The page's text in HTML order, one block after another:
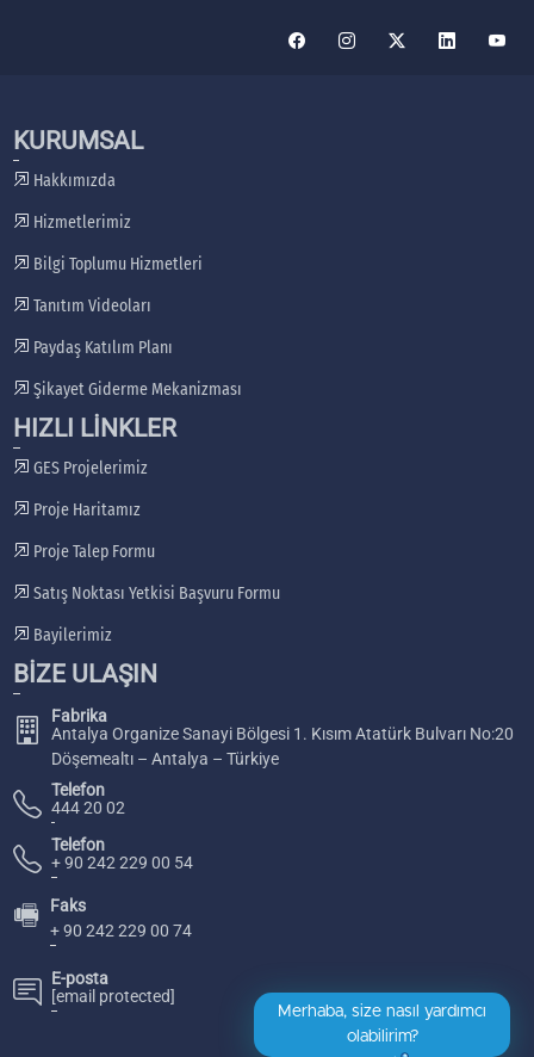
KURUMSAL
Hakkımızda
Hizmetlerimiz
Bilgi Toplumu Hizmetleri
Tanıtım Videoları
Paydaş Katılım Planı
Şikayet Giderme Mekanizması
HIZLI LİNKLER
GES Projelerimiz
Proje Haritamız
Proje Talep Formu
Satış Noktası Yetkisi Başvuru Formu
Bayilerimiz
BİZE ULAŞIN
Fabrika
Antalya Organize Sanayi Bölgesi 1. Kısım Atatürk Bulvarı No:20
Döşemealtı – Antalya – Türkiye
Telefon
444 20 02
Telefon
+ 90 242 229 00 54
🖷
Faks
+ 90 242 229 00 74
E-posta
[email protected]
Merhaba, size nasıl yardımcı
olabilirim?